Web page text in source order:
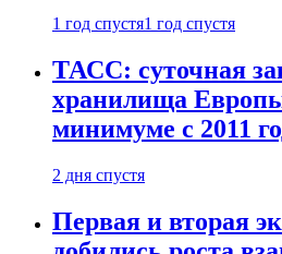
1 год спустя1 год спустя
ТАСС: суточная
хранилища
минимуме с 2011
2 дня спустя
Первая и вторая